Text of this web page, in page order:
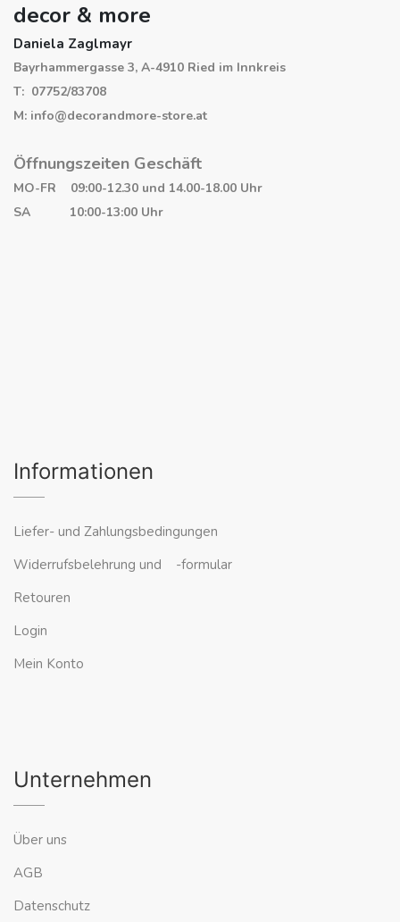
decor & more
Daniela Zaglmayr
Bayrhammergasse 3, A-4910 Ried im Innkreis
T: 07752/83708
M: info@decorandmore-store.at
Öffnungszeiten Geschäft
MO-FR 09:00-12.30 und 14.00-18.00 Uhr
SA 10:00-13:00 Uhr
Informationen
Liefer- und Zahlungsbedingungen
Widerrufsbelehrung und -formular
Retouren
Login
Mein Konto
Unternehmen
Über uns
AGB
Datenschutz